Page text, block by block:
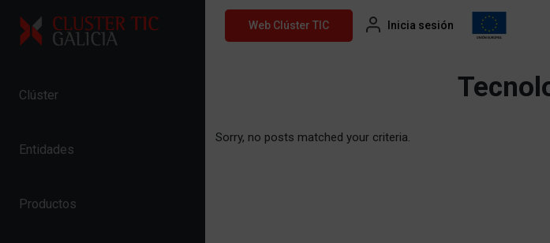
Skip to content
Clúster
Entidades
Productos
Web Clúster TIC Inicia sesión
Sorry, no posts matched your criteria.